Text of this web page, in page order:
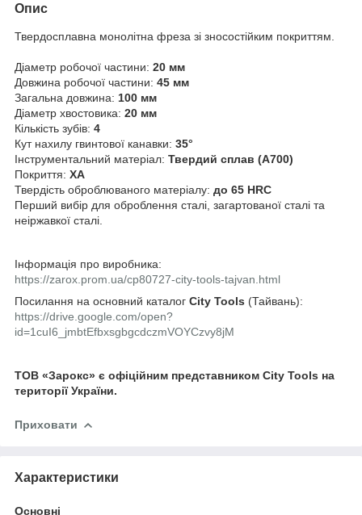
Опис
Твердосплавна монолітна фреза зі зносостійким покриттям.
Діаметр робочої частини: 20 мм
Довжина робочої частини: 45 мм
Загальна довжина: 100 мм
Діаметр хвостовика: 20 мм
Кількість зубів: 4
Кут нахилу гвинтової канавки: 35°
Інструментальний матеріал: Твердий сплав (A700)
Покриття: XA
Твердість оброблюваного матеріалу: до 65 HRC
Перший вибір для оброблення сталі, загартованої сталі та
неіржавкої сталі.
Інформація про виробника:
https://zarox.prom.ua/cp80727-city-tools-tajvan.html
Посилання на основний каталог City Tools (Тайвань):
https://drive.google.com/open?
id=1cuI6_jmbtEfbxsgbgcdczmVOYCzvy8jM
ТОВ «Зарокс» є офіційним представником City Tools на
території України.
Приховати
Характеристики
Основні